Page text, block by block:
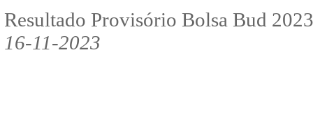
Resultado Provisório Bolsa Bud
16-11-2023